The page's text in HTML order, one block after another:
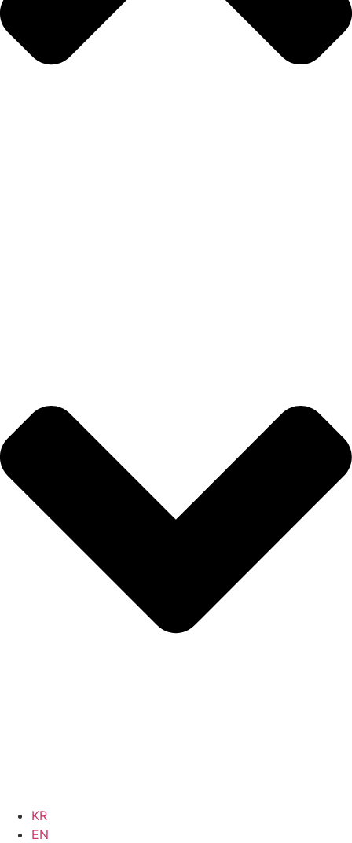
KR
EN